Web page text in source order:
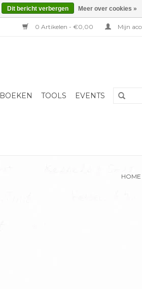
0 Artikelen - €0,00 Mijn
BOEKEN TOOLS EVENTS
HOME
Dit bericht verbergen Meer over cookies »